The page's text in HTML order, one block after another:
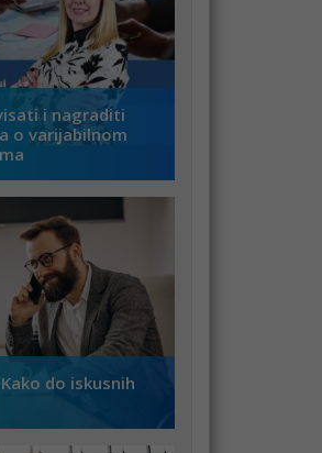
i nagraditi
o varijabilnom
do iskusnih